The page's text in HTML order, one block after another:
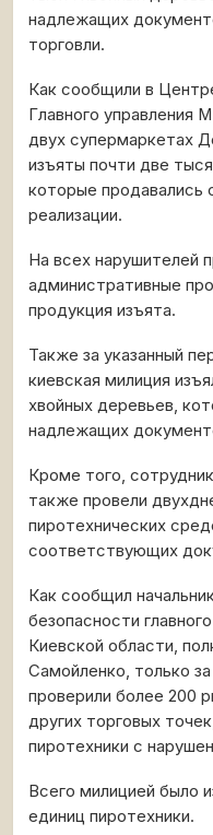
надлежащих
торговли.
Как сообщили в
Главного управления
двух супермаркетах
изъяты почти две
которые продавались
реализации.
На всех нарушителей
административные
продукция изъята.
Также за указанный
киевская милиция
хвойных деревьев,
надлежащих
Кроме того,
также провели
пиротехнических
соответствующих
Как сообщил
безопасности
Киевской области,
Самойленко, только
проверили более 200
других торговых
пиротехники с
Всего милицией было
единиц пиротехники.